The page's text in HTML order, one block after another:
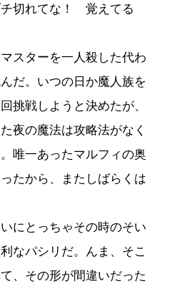
チ切れてな！ 覚えてる
スターを一人殺した代わ
だ。いつの日か魔人族を
挑戦しようと決めたが、
夜の魔法は攻略法がなく
唯一あったマルフィの奥
たから、またしばらくは
にとっちゃその時のそい
なパシリだ。んま、そこ
、その形が間違いだった